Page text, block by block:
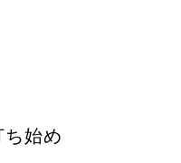
始め